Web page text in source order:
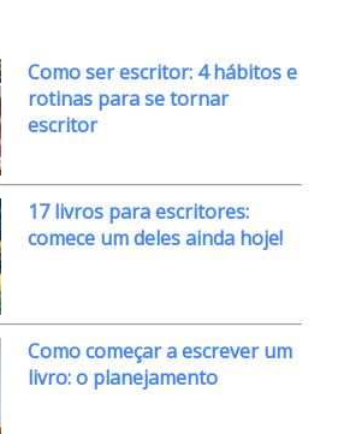
Como ser escritor: 4 hábitos e
rotinas para se tornar
escritor
17 livros para escritores:
comece um deles ainda hoje!
Como começar a escrever um
livro: o planejamento